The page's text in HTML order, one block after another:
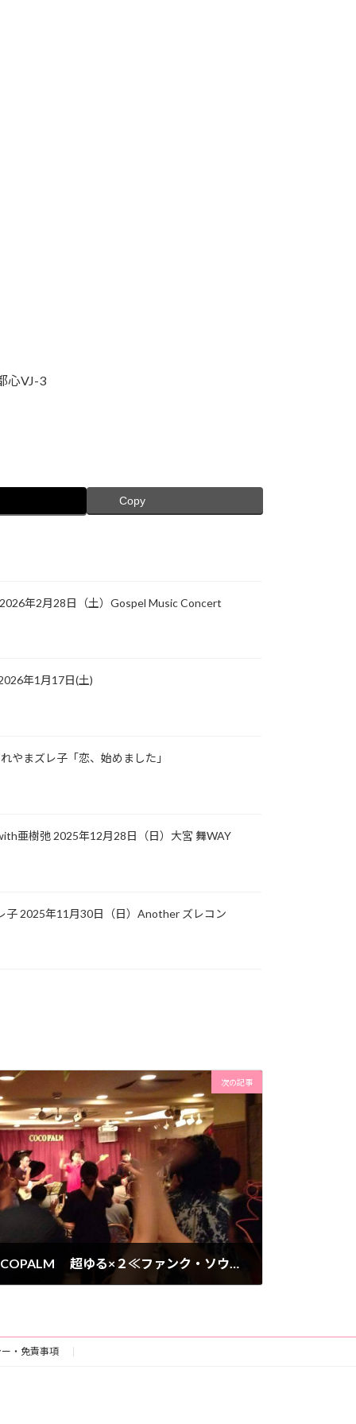
心VJ-3
Copy
2026年2月28日（土）Gospel Music Concert
年1月17日(土)
やまズレ子「恋、始めました」
亜樹弛 2025年12月28日（日）大宮 舞WAY
子 2025年11月30日（日）Another ズレコン
次の記事
【セッション】西荻窪 COCOPALM 超ゆる×２≪ファンク・ソウルセッション≫
・免責事項